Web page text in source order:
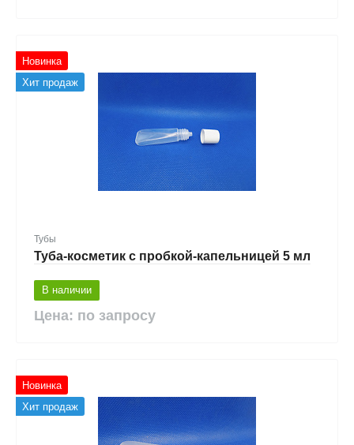
Новинка
Хит продаж
Тубы
Туба-косметик с пробкой-капельницей 5 мл
В наличии
Цена: по запросу
Новинка
Хит продаж